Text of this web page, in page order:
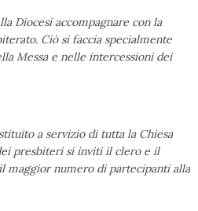
Diocesi accompagnare con la
Ciò si faccia specialmente
Messa e nelle intercessioni dei
a servizio di tutta la Chiesa
presbiteri si inviti il clero e il
maggior numero di partecipanti alla